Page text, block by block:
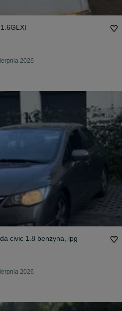
2026
civic 1.8 benzyna, lpg
2026